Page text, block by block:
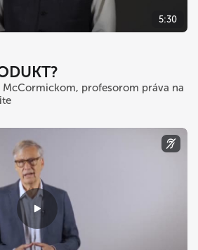
5:30
profesorom práva na